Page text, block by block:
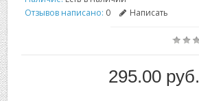
Отзывов написано: 0 Написать
295.00 руб.